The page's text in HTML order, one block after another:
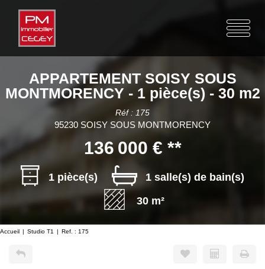
APPARTEMENT SOISY SOUS
MONTMORENCY - 1 pièce(s) - 30 m2
Réf : 175
95230 SOISY SOUS MONTMORENCY
136 000 € **
1 pièce(s)
1 salle(s) de bain(s)
30 m²
Accueil Studio T1 Ref. : 175